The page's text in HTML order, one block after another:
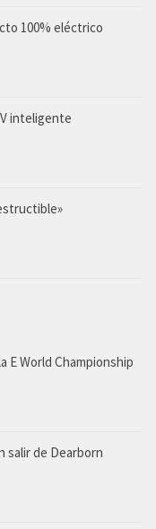
100% eléctrico
inteligente
E World Championship
salir de Dearborn